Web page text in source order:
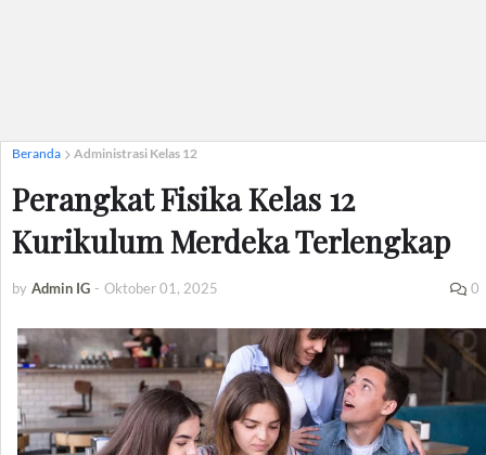
Beranda Administrasi Kelas 12
Perangkat Fisika Kelas 12
Kurikulum Merdeka Terlengkap
by Admin IG - Oktober 01, 2025 0